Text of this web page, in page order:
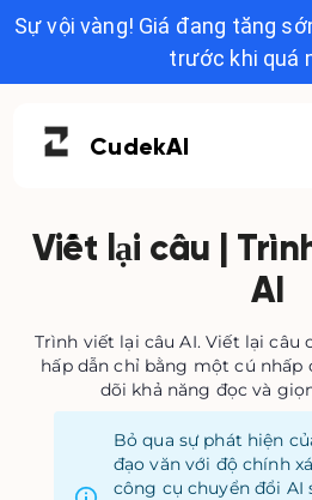
Sự vội vàng! Giá đang tăng
trước khi quá
CudekAI
Viết lại câu |
AI
Trình viết lại câu AI. Viết lại câu
hấp dẫn chỉ bằng một cú
dõi khả năng đọc và
Bỏ qua sự phát hiện
đạo văn với độ chính
công cụ chuyển đổi AI